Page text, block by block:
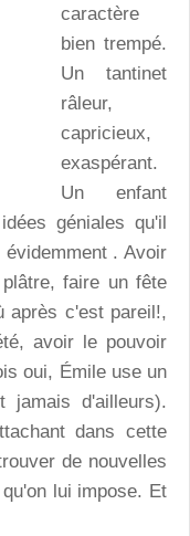
caractère
bien trempé.
Un tantinet
râleur,
capricieux,
exaspérant.
Un enfant
géniales qu'il
. Avoir
faire un fête
après c'est pareil!,
avoir le pouvoir
oui, Émile use un
d'ailleurs).
dans cette
de nouvelles
lui impose. Et